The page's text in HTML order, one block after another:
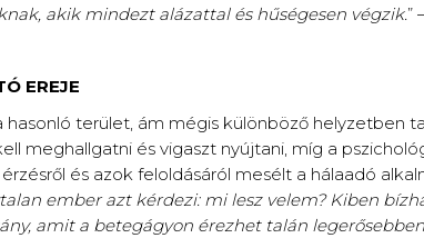
akik mindezt alázattal és hűségesen végzik.”
EREJE
hasonló terület, ám mégis különböző
meghallgatni és vigaszt nyújtani, míg a
és azok feloldásáról mesélt a hálaadó
ember azt kérdezi: mi lesz velem? Kiben
amit a betegágyon érezhet talán